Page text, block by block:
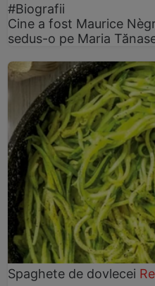
#Biografii
Cine a fost Maurice
sedus-o pe Maria
Spaghete de dovlecei